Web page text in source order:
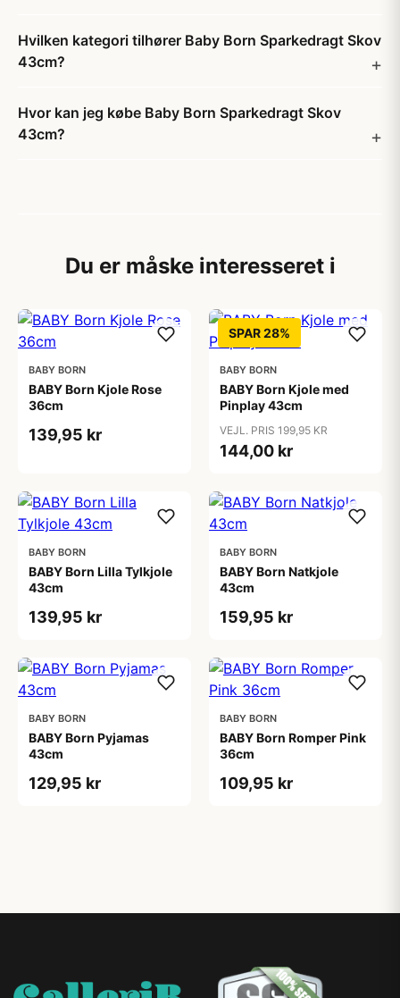
Hvilken kategori tilhører Baby Born Sparkedragt Skov
43cm?
Hvor kan jeg købe Baby Born Sparkedragt Skov
43cm?
Du er måske interesseret i
BABY BORN
BABY Born Kjole Rose
36cm
139,95 kr
SPAR 28%
BABY BORN
BABY Born Kjole med
Pinplay 43cm
VEJL. PRIS 199,95 KR
144,00 kr
BABY BORN
BABY Born Lilla Tylkjole
43cm
139,95 kr
BABY BORN
BABY Born Natkjole
43cm
159,95 kr
BABY BORN
BABY Born Pyjamas
43cm
129,95 kr
BABY BORN
BABY Born Romper Pink
36cm
109,95 kr